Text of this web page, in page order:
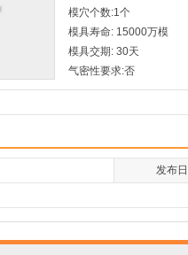
模穴个数:1个
模具寿命: 15000万模
模具交期: 30天
气密性要求:否
发布